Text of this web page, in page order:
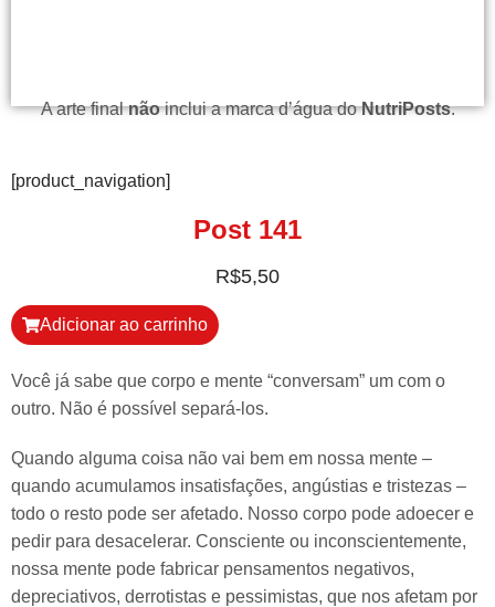
A arte finalnãoinclui a marca d’água doNutriPosts.
[product_navigation]
Post 141
R$5,50
Adicionar ao carrinho
Você já sabe que corpo e mente “conversam” um com o
outro. Não é possível separá-los.
Quando alguma coisa não vai bem em nossa mente –
quando acumulamos insatisfações, angústias e tristezas –
todo o resto pode ser afetado. Nosso corpo pode adoecer e
pedir para desacelerar. Consciente ou inconscientemente,
nossa mente pode fabricar pensamentos negativos,
depreciativos, derrotistas e pessimistas, que nos afetam por